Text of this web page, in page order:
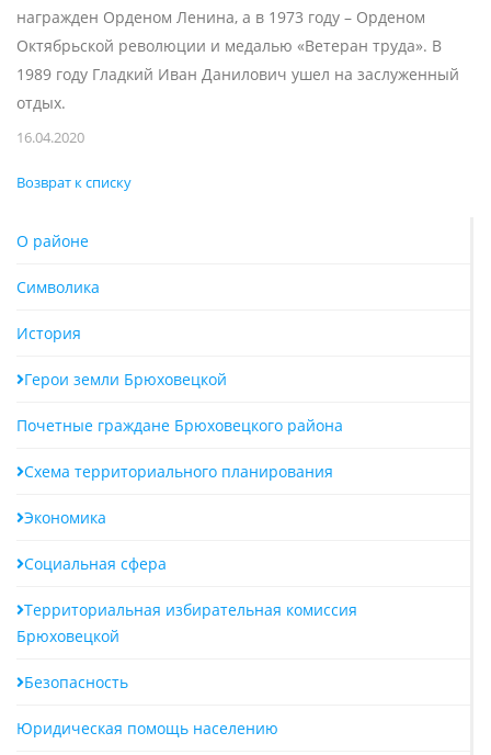
О районе
Символика
История
Герои земли Брюховецкой
Почетные граждане Брюховецкого района
Схема территориального планирования
Экономика
Социальная сфера
Территориальная избирательная комиссия
Брюховецкой
Безопасность
Юридическая помощь населению
награжден Орденом Ленина, а в 1973 году – Орденом
Октябрьской революции и медалью «Ветеран труда». В
1989 году Гладкий Иван Данилович ушел на заслуженный
отдых.
16.04.2020
Возврат к списку